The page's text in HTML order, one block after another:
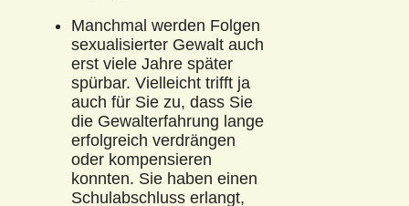
Manchmal werden Folgen
sexualisierter Gewalt auch
erst viele Jahre später
spürbar. Vielleicht trifft ja
auch für Sie zu, dass Sie
die Gewalterfahrung lange
erfolgreich verdrängen
oder kompensieren
konnten. Sie haben einen
Schulabschluss erlangt,